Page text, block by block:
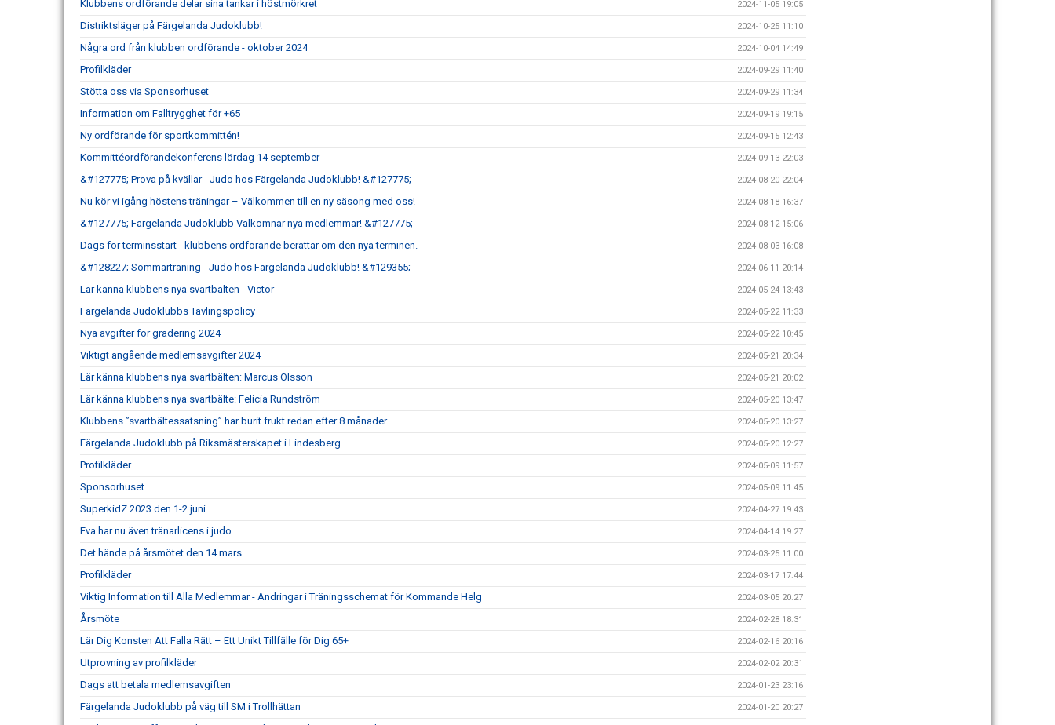
Klubbens ordförande delar sina tankar i höstmörkret 2024-11-05 19:05
Distriktsläger på Färgelanda Judoklubb! 2024-10-25 11:10
Några ord från klubben ordförande - oktober 2024 2024-10-04 14:49
Profilkläder 2024-09-29 11:40
Stötta oss via Sponsorhuset 2024-09-29 11:34
Information om Falltrygghet för +65 2024-09-19 19:15
Ny ordförande för sportkommittén! 2024-09-15 12:43
Kommittéordförandekonferens lördag 14 september 2024-09-13 22:03
&#127775; Prova på kvällar - Judo hos Färgelanda Judoklubb! &#127775; 2024-08-20 22:04
Nu kör vi igång höstens träningar – Välkommen till en ny säsong med oss! 2024-08-18 16:37
&#127775; Färgelanda Judoklubb Välkomnar nya medlemmar! &#127775; 2024-08-12 15:06
Dags för terminsstart - klubbens ordförande berättar om den nya terminen. 2024-08-03 16:08
&#128227; Sommarträning - Judo hos Färgelanda Judoklubb! &#129355; 2024-06-11 20:14
Lär känna klubbens nya svartbälten - Victor 2024-05-24 13:43
Färgelanda Judoklubbs Tävlingspolicy 2024-05-22 11:33
Nya avgifter för gradering 2024 2024-05-22 10:45
Viktigt angående medlemsavgifter 2024 2024-05-21 20:34
Lär känna klubbens nya svartbälten: Marcus Olsson 2024-05-21 20:02
Lär känna klubbens nya svartbälte: Felicia Rundström 2024-05-20 13:47
Klubbens ”svartbältessatsning” har burit frukt redan efter 8 månader 2024-05-20 13:27
Färgelanda Judoklubb på Riksmästerskapet i Lindesberg 2024-05-20 12:27
Profilkläder 2024-05-09 11:57
Sponsorhuset 2024-05-09 11:45
SuperkidZ 2023 den 1-2 juni 2024-04-27 19:43
Eva har nu även tränarlicens i judo 2024-04-14 19:27
Det hände på årsmötet den 14 mars 2024-03-25 11:00
Profilkläder 2024-03-17 17:44
Viktig Information till Alla Medlemmar - Ändringar i Träningsschemat för Kommande Helg 2024-03-05 20:27
Årsmöte 2024-02-28 18:31
Lär Dig Konsten Att Falla Rätt – Ett Unikt Tillfälle för Dig 65+ 2024-02-16 20:16
Utprovning av profilkläder 2024-02-02 20:31
Dags att betala medlemsavgiften 2024-01-23 23:16
Färgelanda Judoklubb på väg till SM i Trollhättan 2024-01-20 20:27